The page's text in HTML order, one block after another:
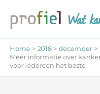
naar
inhoud
Wat
Home 2018 december
Méér informatie over
voor iedereen het beste